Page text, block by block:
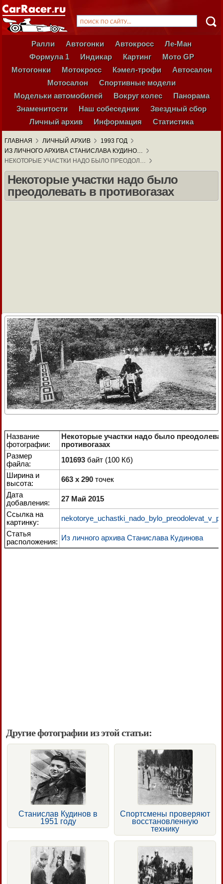
Ралли Автогонки Автокросс
Ле-Ман
Формула 1
Индикар Картинг
Мото GP
Мотогонки
Мотокросс Кэмел-трофи
Автосалон
Мотосалон
Спортивные модели
Модельки автомобилей
Вокруг колес
Панорама
Знаменитости
Наш собеседник
Звездный сбор
Личный архив
Информация Статистика
ГЛАВНАЯ ЛИЧНЫЙ АРХИВ
1993 ГОД
ИЗ ЛИЧНОГО АРХИВА СТАНИСЛАВА КУДИНО…
НЕКОТОРЫЕ УЧАСТКИ НАДО БЫЛО ПРЕОДОЛ…
Некоторые участки надо было
преодолевать в противогазах
Название
фотографии:
Некоторые участки надо было
противогазах
Размер
файла:
101693 байт (100 Кб)
Ширина и
высота:
663 x 290 точек
Дата
добавления:
27 Май 2015
Ссылка на
картинку:
Статья
расположения: Из личного архива Станислава Кудинова
Другие фотографии из этой статьи:
Станислав Кудинов в
1951 году
Спортсмены проверяют
восстановленную
технику